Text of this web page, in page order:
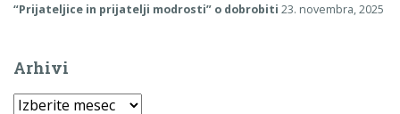
“Prijateljice in prijatelji modrosti” o dobrobiti 23. novembra, 2025
Arhivi
Arhivi